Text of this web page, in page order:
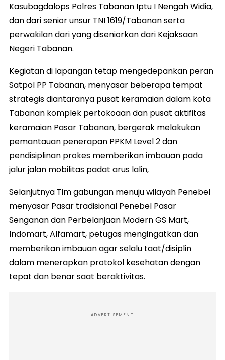
Kasubagdalops Polres Tabanan Iptu I Nengah Widia,
dan dari senior unsur TNI 1619/Tabanan serta
perwakilan dari yang diseniorkan dari Kejaksaan
Negeri Tabanan.
Kegiatan di lapangan tetap mengedepankan peran
Satpol PP Tabanan, menyasar beberapa tempat
strategis diantaranya pusat keramaian dalam kota
Tabanan komplek pertokoaan dan pusat aktifitas
keramaian Pasar Tabanan, bergerak melakukan
pemantauan penerapan PPKM Level 2 dan
pendisiplinan prokes memberikan imbauan pada
jalur jalan mobilitas padat arus lalin,
Selanjutnya Tim gabungan menuju wilayah Penebel
menyasar Pasar tradisional Penebel Pasar
Senganan dan Perbelanjaan Modern GS Mart,
Indomart, Alfamart, petugas mengingatkan dan
memberikan imbauan agar selalu taat/disiplin
dalam menerapkan protokol kesehatan dengan
tepat dan benar saat beraktivitas.
ADVERTISEMENT